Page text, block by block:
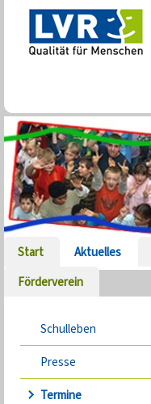
Start Aktuelles
Förderverein
Schulleben
Presse
Termine